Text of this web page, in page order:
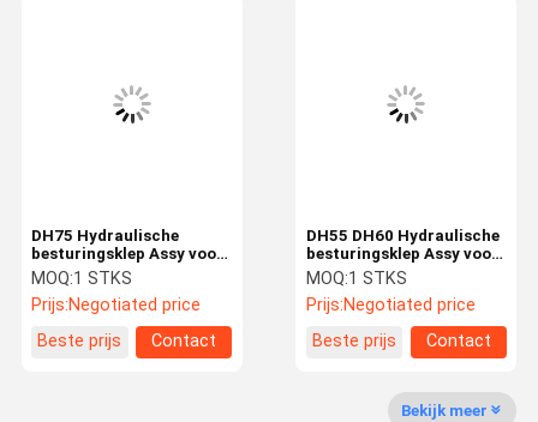
De Klep van de graafwerktuigcontrole
Gezamenlijk middel van de graafmachine
Hydraulische pomp Gear
Hydraulische Ventilatormotor
DH55 DH60 Hydraulische
besturingsklep Assy voor
Doosan Graafmachine
Spare Parts
Hoofdbesturingsklep
MOQ:1 STKS
Prijs:Negotiated price
Beste prijs
Contact
DH75 Hydraulische
besturingsklep Assy voor
Doosan Graafmachine
Spare Parts
Hoofdbesturingsklep
MOQ:1 STKS
Prijs:Negotiated price
Beste prijs
Contact
Bekijk meer